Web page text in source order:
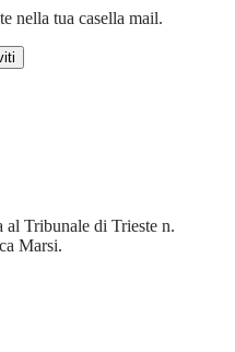
nella tua casella mail.
al Tribunale di Trieste n.
Marsi.